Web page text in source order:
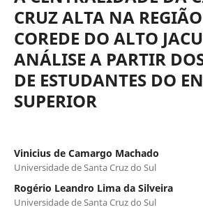
CRUZ ALTA NA
COREDE DO ALTO
ANÁLISE A PARTIR
DE ESTUDANTES DO
SUPERIOR
Vinicius de Camargo Machado
Universidade de Santa Cruz do Sul
Rogério Leandro Lima da Silveira
Universidade de Santa Cruz do Sul